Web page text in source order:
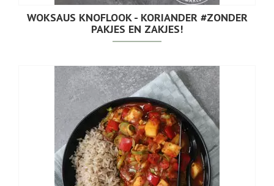
WOKSAUS KNOFLOOK - KORIANDER #ZONDER
PAKJES EN ZAKJES!